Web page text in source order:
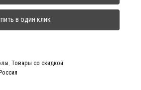
в один клик
Товары со скидкой